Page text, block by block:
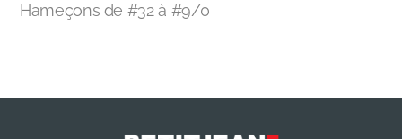
Hameçons de #32 à #9/0